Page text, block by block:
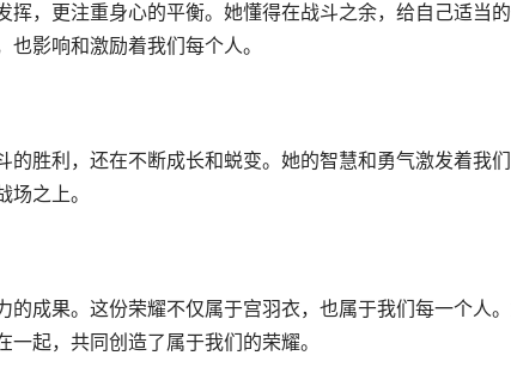
，更注重身心的平衡。她懂得在战斗之余，给自己适当
影响和激励着我们每个人。
胜利，还在不断成长和蜕变。她的智慧和勇气激发着我
之上。
成果。这份荣耀不仅属于宫羽衣，也属于我们每一个人
起，共同创造了属于我们的荣耀。